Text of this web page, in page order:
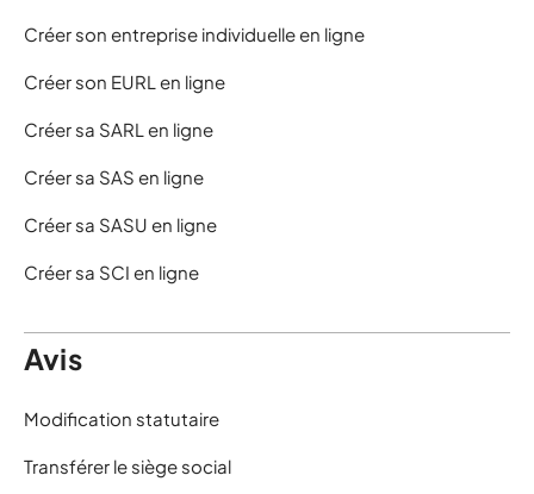
Créer son entreprise individuelle en ligne
Créer son EURL en ligne
Créer sa SARL en ligne
Créer sa SAS en ligne
Créer sa SASU en ligne
Créer sa SCI en ligne
Avis
Modification statutaire
Transférer le siège social